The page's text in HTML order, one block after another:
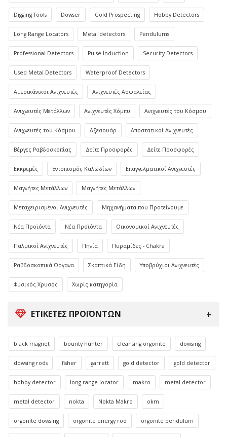
Digging Tools Dowser Gold Prospecting Hobby Detectors
Long Range Locators Metal detectors Pendulums
Professional Detectors Pulse Induction Security Detectors
Used Metal Detectors Waterproof Detectors
Αμερικάνικοι Ανιχνευτές Ανιχνευτές Ασφαλείας
Ανιχνευτές Μετάλλων Ανιχνευτές Χόμπυ Ανιχνευτές του Κόσμου
Ανιχνευτές του Κόσμου Αξεσουάρ Αποστατικοί Ανιχνευτές
Βέργες Ραβδοσκοπίας Δείτε Προσφορές Δείτε Προσφορές
Εκκρεμές Εντοπισμός Καλωδίων Επαγγελματικοί Ανιχνευτές
Μαγνήτες Μετάλλων Μαγνήτες Μετάλλων
Μεταχειρισμένοι Ανιχνευτές Μηχανήματα που Προτείνουμε
Νέα Προϊόντα Νέα Προϊόντα Οικονομικοί Ανιχνευτές
Παλμικοί Ανιχνευτές Πηνία Πυραμίδες - Chakra
Ραβδοσκοπικά Όργανα Σκαπτικά Είδη Υποβρύχιοι Ανιχνευτές
Φυσικός Χρυσός Χωρίς κατηγορία
ΕΤΙΚΈΤΕΣ ΠΡΟΪΌΝΤΩΝ
black magnet bounty hunter cleansing orgonite dowsing
dowsing rods fisher garrett gold detector gold detector
hobby detector long range locator makro metal detector
metal detector nokta Nokta Makro okm
orgonite dowsing orgonite energy rod orgonite pendulum